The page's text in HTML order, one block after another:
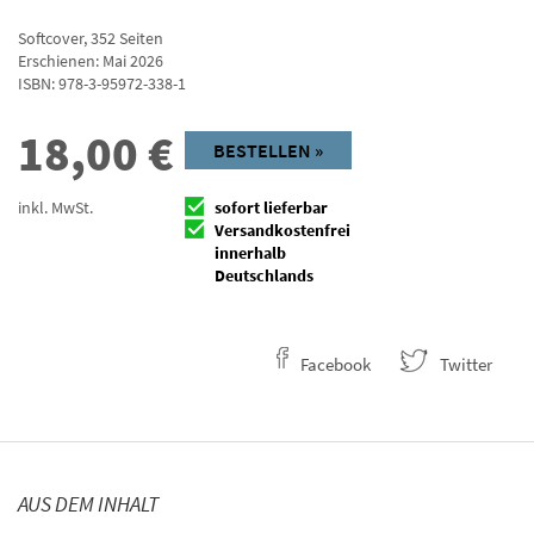
Softcover,352Seiten
Erschienen: Mai 2026
ISBN:978-3-95972-338-1
18,00€
inkl. MwSt.
BESTELLEN »
sofort lieferbar
Versandkostenfrei
innerhalb
Deutschlands
Facebook Twitter
AUS DEM INHALT